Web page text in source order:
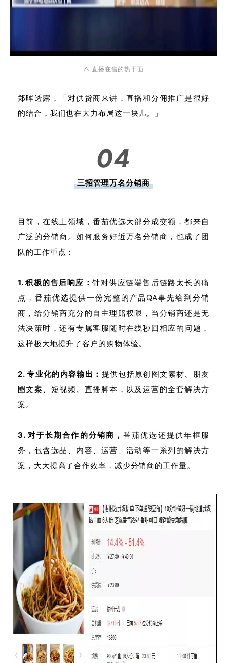
△ 直播在售的热干面
郑晖透露，「对供货商来讲，直播和分佣推广是很好
的结合，我们也在大力布局这一块儿。」
04
三招管理万名分销商
目前，在线上领域，番茄优选大部分成交额，都来自
广泛的分销商。如何服务好近万名分销商，也成了团
队的工作重点：
1. 积极的售后响应：针对供应链端售后链路太长的痛
点，番茄优选提供一份完整的产品QA事先给到分销
商，给分销商充分的自主理赔权限，当分销商还是无
法决策时，还有专属客服随时在线秒回相应的问题，
这样极大地提升了客户的购物体验。
2. 专业化的内容输出： 提供包括原创图文素材、朋友
圈文案、短视频、直播脚本，以及运营的全套解决方
案。
3. 对于长期合作的分销商，番茄优选还提供年框服
务，包含选品、内容、运营、活动等一系列的解决方
案，大大提高了合作效率，减少分销商的工作量。